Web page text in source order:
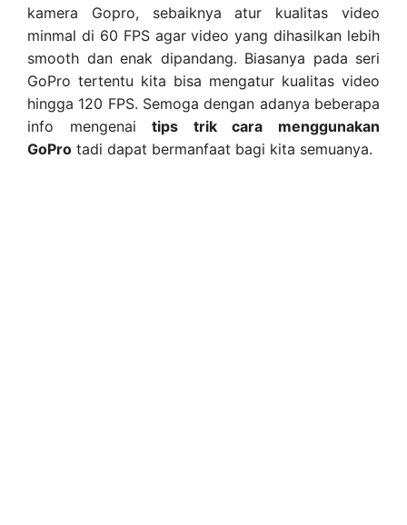
kamera Gopro, sebaiknya atur kualitas video
minmal di 60 FPS agar video yang dihasilkan lebih
smooth dan enak dipandang. Biasanya pada seri
GoPro tertentu kita bisa mengatur kualitas video
hingga 120 FPS. Semoga dengan adanya beberapa
info mengenaitips trik cara menggunakan
GoPro tadi dapat bermanfaat bagi kita semuanya.